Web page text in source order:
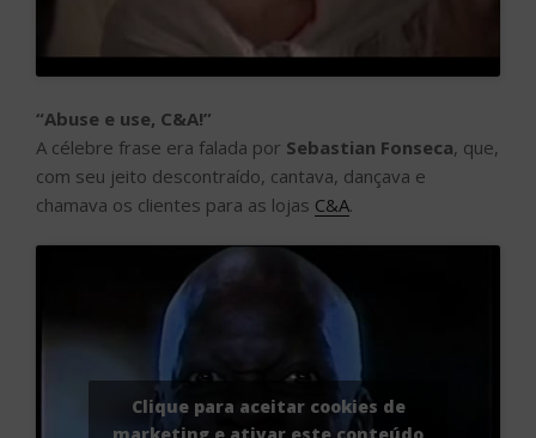
“Abuse e use, C&A!”
A célebre frase era falada por Sebastian Fonseca, que,
com seu jeito descontraído, cantava, dançava e
chamava os clientes para as lojas C&A.
Clique para aceitar cookies de